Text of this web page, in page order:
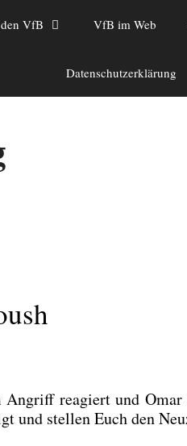
VfB VfB im Web
Datenschutzerklärung
reagiert und Omar
und stel­len Euch den